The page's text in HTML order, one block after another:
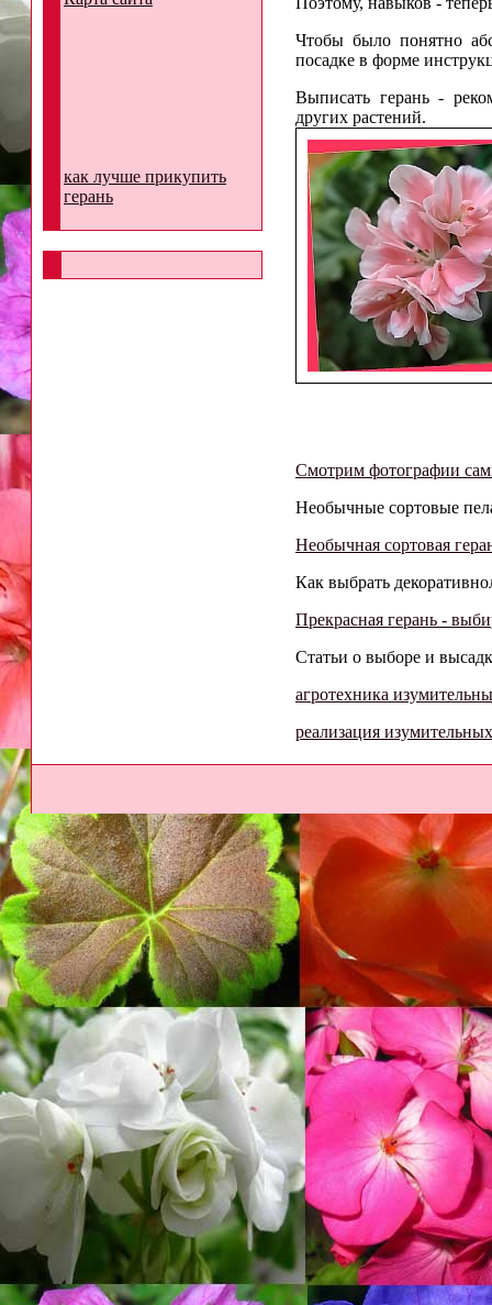
как лучше прикупить
герань
Чтобы было понятно
посадке в форме
Выписать герань -
других растений.
Смотрим фотографии
Необычные сортовые
Необычная сортовая
Как выбрать
Прекрасная герань -
Статьи о выборе и
агротехника
реализация